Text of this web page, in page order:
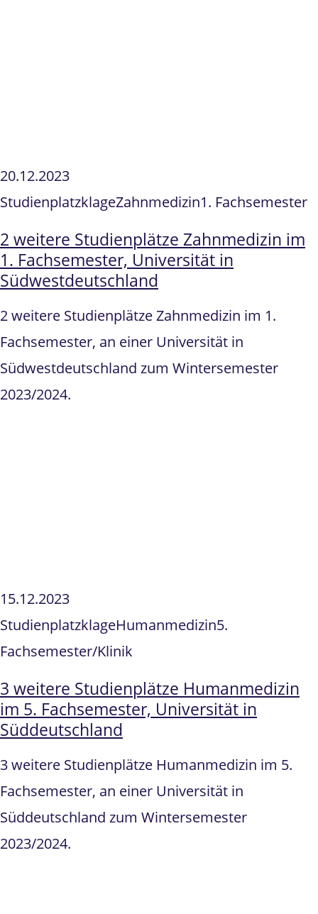
20.12.2023
StudienplatzklageZahnmedizin1. Fachsemester
2 weitere Studienplätze Zahnmedizin im
1. Fachsemester, Universität in
Südwestdeutschland
2 weitere Studienplätze Zahnmedizin im 1.
Fachsemester, an einer Universität in
Südwestdeutschland zum Wintersemester
2023/2024.
15.12.2023
StudienplatzklageHumanmedizin5.
Fachsemester/Klinik
3 weitere Studienplätze Humanmedizin
im 5. Fachsemester, Universität in
Süddeutschland
3 weitere Studienplätze Humanmedizin im 5.
Fachsemester, an einer Universität in
Süddeutschland zum Wintersemester
2023/2024.